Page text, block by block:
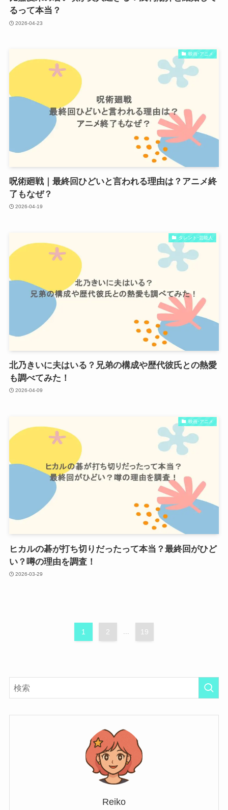
るって本当？
2026-04-23
映画･アニメ
呪術廻戦｜最終回ひどいと言われる理由は？アニメ終
了もなぜ？
2026-04-19
タレント･芸能人
北乃きいに夫はいる？兄弟の構成や歴代彼氏との熱愛
も調べてみた！
2026-04-09
映画･アニメ
ヒカルの碁が打ち切りだったって本当？最終回がひど
い？噂の理由を調査！
2026-03-29
1 2 ... 19
Reiko